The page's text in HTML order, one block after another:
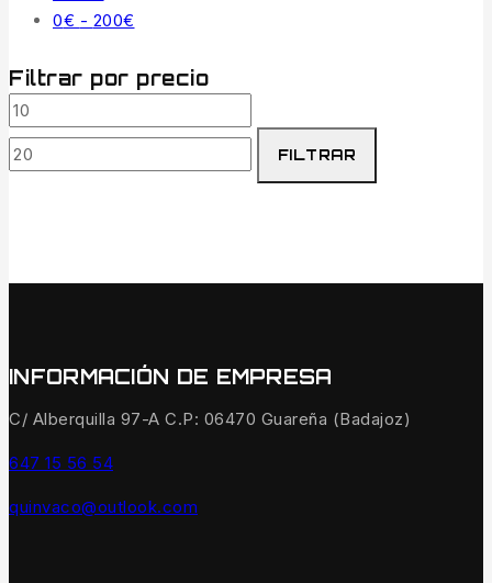
0€ - 200€
Filtrar por precio
FILTRAR
INFORMACIÓN DE EMPRESA
C/ Alberquilla 97-A C.P: 06470 Guareña (Badajoz)
647 15 56 54
quinvaco@outlook.com